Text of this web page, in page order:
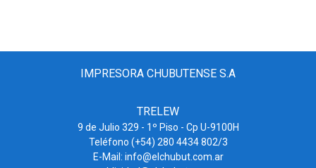
IMPRESORA CHUBUTENSE S.A
TRELEW
9 de Julio 329 - 1º Piso - Cp U-9100H
Teléfono (+54) 280 4434 802/3
E-Mail: info@elchubut.com.ar